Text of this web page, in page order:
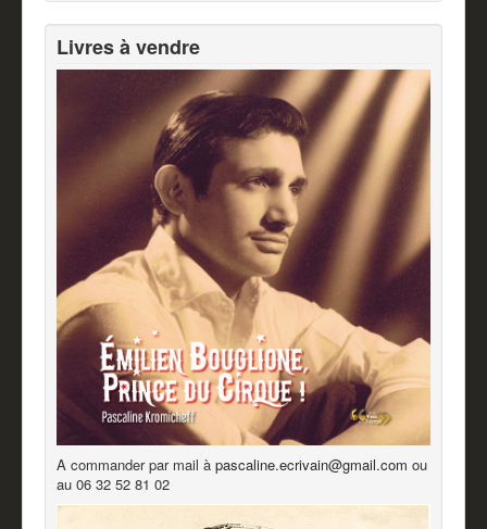
Livres à vendre
A commander par mail à pascaline.ecrivain@gmail.com ou
au 06 32 52 81 02